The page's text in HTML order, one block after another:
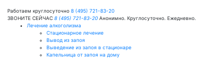
Работаем круглосуточно 8 (495) 721-83-20
ЗВОНИТЕ СЕЙЧАС 8 (495) 721-83-20 Анонимно. Круглосуточно. Ежедневно.
Лечение алкоголизма
Стационарное лечение
Вывод из запоя
Выведение из запоя в стационаре
Капельница от запоя на дому